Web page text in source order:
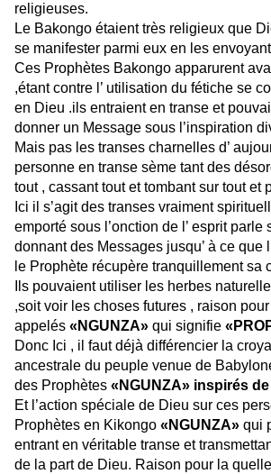
religieuses.
Le Bakongo étaient très religieux que
se manifester parmi eux en les
Ces Prophètes Bakongo apparurent
,étant contre l’ utilisation du fétiche se
en Dieu .ils entraient en transe et
donner un Message sous l’inspiration
Mais pas les transes charnelles d’
personne en transe sème tant des
tout , cassant tout et tombant sur tout et
Ici il s’agit des transes vraiment
emporté sous l’onction de l’ esprit
donnant des Messages jusqu’ à ce que
le Prophète récupère tranquillement sa
Ils pouvaient utiliser les herbes
,soit voir les choses futures , raison
appelés «NGUNZA» qui signifie
Donc Ici , il faut déjà différencier la
ancestrale du peuple venue de
des Prophètes «NGUNZA» inspirés
Et l’action spéciale de Dieu sur ces
Prophètes en Kikongo «NGUNZA» qui
entrant en véritable transe et
de la part de Dieu. Raison pour la